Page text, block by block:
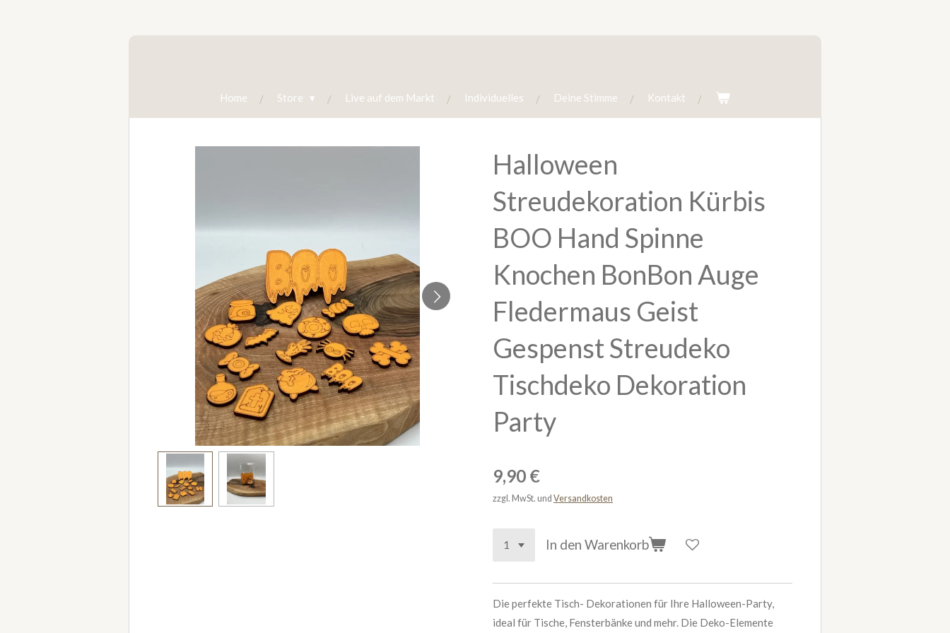
Home Store Live auf dem Markt Individuelles Deine Stimme Kontakt
Halloween
Streudekoration Kürbis
BOO Hand Spinne
Knochen BonBon Auge
Fledermaus Geist
Gespenst Streudeko
Tischdeko Dekoration
Party
9,90 €
zzgl. MwSt. und Versandkosten
In den Warenkorb
Die perfekte Tisch- Dekorationen für Ihre Halloween-Party,
ideal für Tische, Fensterbänke und mehr. Die Deko-Elemente